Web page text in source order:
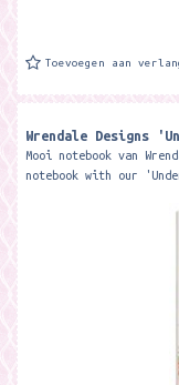
Toevoegen aan
Wrendale Designs
Mooi notebook van
notebook with our